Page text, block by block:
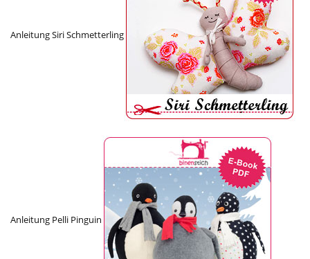
Anleitung Siri Schmetterling
Anleitung Pelli Pinguin